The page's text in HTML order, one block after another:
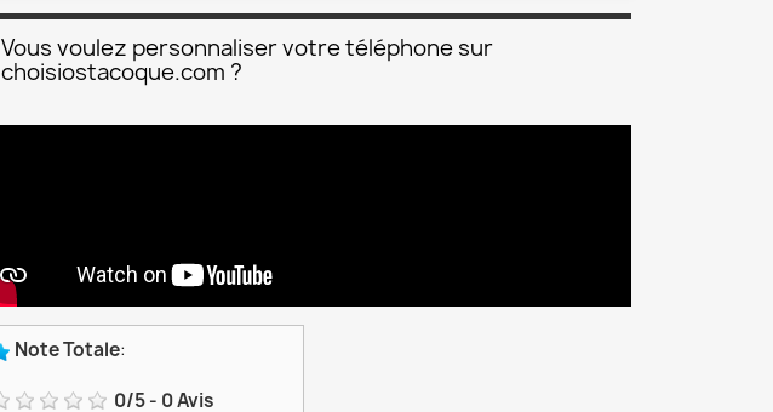
Vous voulez personnaliser votre téléphone sur
choisiostacoque.com ?
Note Totale:
0/5- 0Avis